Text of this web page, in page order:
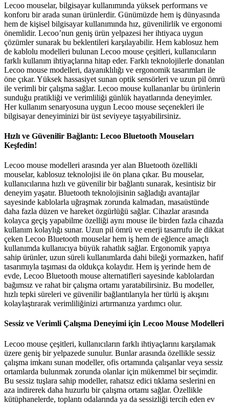
Lecoo mouselar, bilgisayar kullanımında yüksek performans ve
konforu bir arada sunan ürünlerdir. Günümüzde hem iş dünyasında
hem de kişisel bilgisayar kullanımında hız, güvenilirlik ve ergonomi
önemlidir. Lecoo’nun geniş ürün yelpazesi her ihtiyaca uygun
çözümler sunarak bu beklentileri karşılayabilir. Hem kablosuz hem
de kablolu modelleri bulunan Lecoo mouse çeşitleri, kullanıcıların
farklı kullanım ihtiyaçlarına hitap eder. Farklı teknolojilerle donatılan
Lecoo mouse modelleri, dayanıklılığı ve ergonomik tasarımları ile
öne çıkar. Yüksek hassasiyet sunan optik sensörleri ve uzun pil ömrü
ile verimli bir çalışma sağlar. Lecoo mouse kullananlar bu ürünlerin
sunduğu pratikliği ve verimliliği günlük hayatlarında deneyimler.
Her kullanım senaryosuna uygun Lecoo mouse seçenekleri ile
bilgisayar deneyiminizi bir üst seviyeye taşıyabilirsiniz.
Hızlı ve Güvenilir Bağlantı: Lecoo Bluetooth Mouseları
Keşfedin!
Lecoo mouse modelleri arasında yer alan Bluetooth özellikli
mouselar, kablosuz teknolojisi ile ön plana çıkar. Bu mouselar,
kullanıcılarına hızlı ve güvenilir bir bağlantı sunarak, kesintisiz bir
deneyim yaşatır. Bluetooth teknolojisinin sağladığı avantajlar
sayesinde kablolarla uğraşmak zorunda kalmadan, masaüstünde
daha fazla düzen ve hareket özgürlüğü sağlar. Cihazlar arasında
kolayca geçiş yapabilme özelliği aynı mouse ile birden fazla cihazda
kullanım kolaylığı sunar. Uzun pil ömrü ve enerji tasarrufu ile dikkat
çeken Lecoo Bluetooth mouselar hem iş hem de eğlence amaçlı
kullanımda kullanıcıya büyük rahatlık sağlar. Ergonomik yapıya
sahip ürünler, uzun süreli kullanımlarda dahi bileği yormazken, hafif
tasarımıyla taşıması da oldukça kolaydır. Hem iş yerinde hem de
evde, Lecoo Bluetooth mouse alternatifleri sayesinde kablolardan
bağımsız ve rahat bir çalışma ortamı yaratabilirsiniz. Bu modeller,
hızlı tepki süreleri ve güvenilir bağlantılarıyla her türlü iş akışını
kolaylaştırarak verimliliğinizi artırmanıza yardımcı olur.
Sessiz ve Verimli Çalışma Deneyimi için Lecoo Mouse Modelleri
Lecoo mouse çeşitleri, kullanıcıların farklı ihtiyaçlarını karşılamak
üzere geniş bir yelpazede sunulur. Bunlar arasında özellikle sessiz
çalışma imkanı sunan modeller, ofis ortamında çalışanlar veya sessiz
ortamlarda bulunmak zorunda olanlar için mükemmel bir seçimdir.
Bu sessiz tuşlara sahip modeller, rahatsız edici tıklama seslerini en
aza indirerek daha huzurlu bir çalışma ortamı sağlar. Özellikle
kütüphanelerde, toplantı odalarında ya da sessizliği tercih eden ev